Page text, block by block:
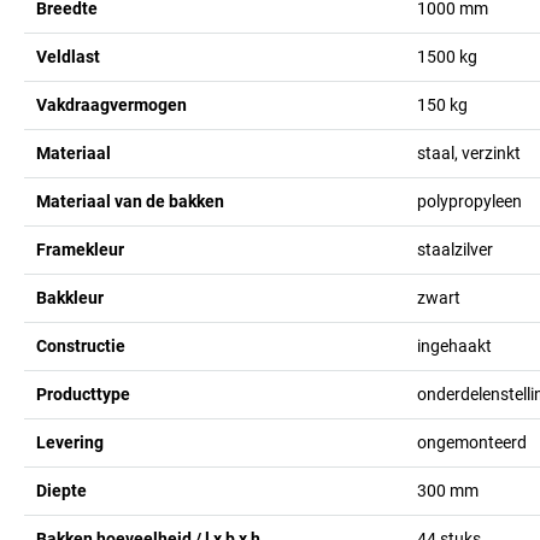
Breedte 1000 mm
Veldlast 1500 kg
Vakdraagvermogen 150 kg
Materiaal staal, verzinkt
Materiaal van de bakken polypropyleen
Framekleur staalzilver
Bakkleur zwart
Constructie ingehaakt
Producttype
Levering ongemonteerd
Diepte 300 mm